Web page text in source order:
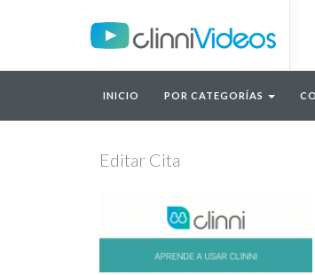
INICIO POR CATEGORÍAS
Editar Cita